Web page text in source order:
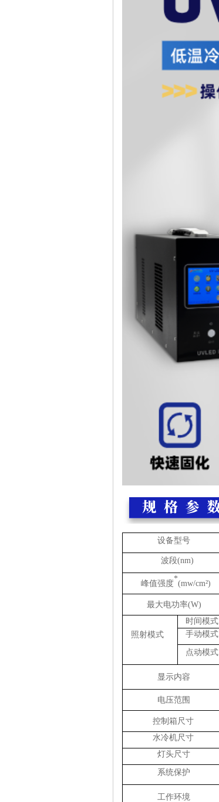
设备型号
波段(nm)
峰值强度
*
(mw/cm²)
最大电功率(W)
照射模式
时间模式
手动模式
点动模式
显示内容
电压范围
控制箱尺寸
水冷机尺寸
灯头尺寸
系统保护
工作环境